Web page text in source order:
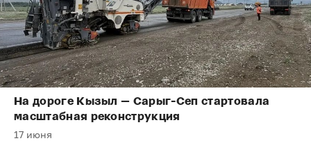
На дороге Кызыл — Сарыг-Сеп стартовала
масштабная реконструкция
17 июня